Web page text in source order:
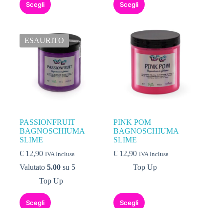
Scegli Scegli
ESAURITO
PASSIONFRUIT
BAGNOSCHIUMA
SLIME
€ 12,90 IVA Inclusa
Valutato 5.00 su 5
Top Up
Scegli
PINK POM
BAGNOSCHIUMA
SLIME
€ 12,90 IVA Inclusa
Top Up
Scegli